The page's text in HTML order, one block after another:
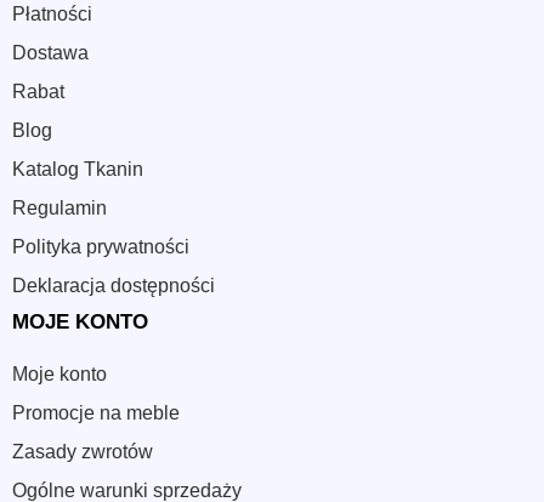
Płatności
Dostawa
Rabat
Blog
Katalog Tkanin
Regulamin
Polityka prywatności
Deklaracja dostępności
MOJE KONTO
Moje konto
Promocje na meble
Zasady zwrotów
Ogólne warunki sprzedaży